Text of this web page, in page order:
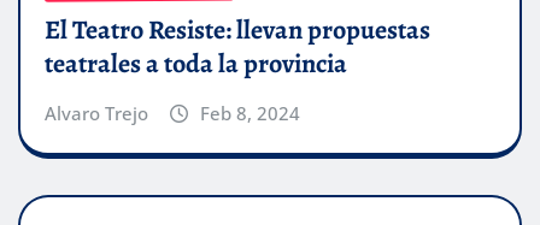
El Teatro Resiste: llevan propuestas
teatrales a toda la provincia
Alvaro Trejo Feb 8, 2024